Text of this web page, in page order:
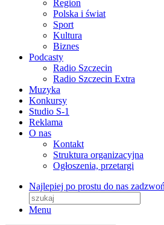
Region
Polska i świat
Sport
Kultura
Biznes
Podcasty
Radio Szczecin
Radio Szczecin Extra
Muzyka
Konkursy
Studio S-1
Reklama
O nas
Kontakt
Struktura organizacyjna
Ogłoszenia, przetargi
Najlepiej po prostu do nas zadzwoń
Menu